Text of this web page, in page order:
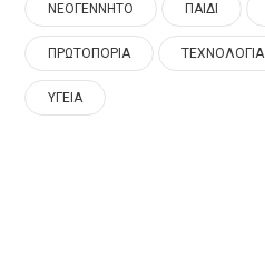
ΝΕΟΓΕΝΝΗΤΟ ΠΑΙΔΙ
ΠΡΩΤΟΠΟΡΙΑ ΤΕΧΝΟΛΟΓΙΑ
ΥΓΕΙΑ